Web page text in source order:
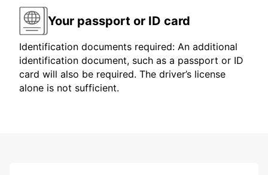
Your passport or ID card
Identification documents required: An additional
identification document, such as a passport or ID
card will also be required. The driver’s license
alone is not sufficient.